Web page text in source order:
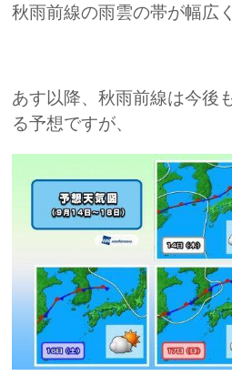
秋雨前線の雨雲の帯が幅広
あす以降、秋雨前線は今後
る予想ですが、